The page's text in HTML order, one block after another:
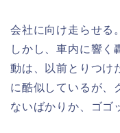
会社に向け走らせる。
しかし、車内に響く
動は、以前とりつけ
に酷似しているが、
ないばかりか、ゴゴ